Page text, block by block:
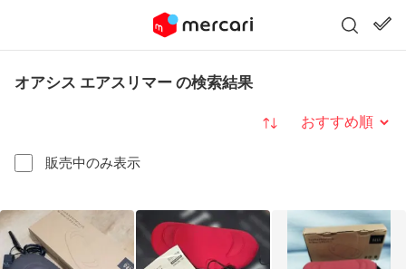
オアシス エアスリマー の検索結果
販売中のみ表示
並び替え